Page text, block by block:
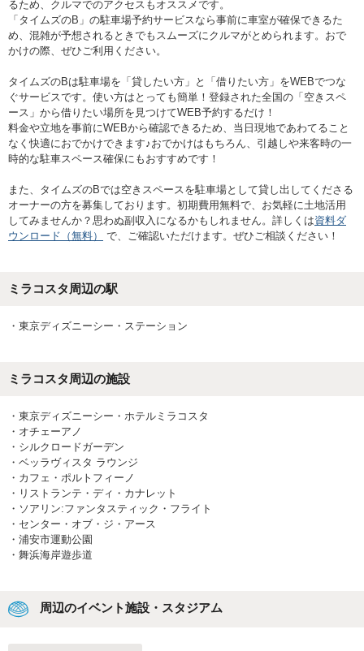
るため、クルマでのアクセスもオススメです。
「タイムズのB」の駐車場予約サービスなら事前に車室が確保できるた
め、混雑が予想されるときでもスムーズにクルマがとめられます。おで
かけの際、ぜひご利用ください。
タイムズのBは駐車場を「貸したい方」と「借りたい方」をWEBでつな
ぐサービスです。使い方はとっても簡単！登録された全国の「空きスペ
ース」から借りたい場所を見つけてWEB予約するだけ！
料金や立地を事前にWEBから確認できるため、当日現地であわてること
なく快適におでかけできます♪おでかけはもちろん、引越しや来客時の一
時的な駐車スペース確保にもおすすめです！
また、タイムズのBでは空きスペースを駐車場として貸し出してくださる
オーナーの方を募集しております。初期費用無料で、お気軽に土地活用
してみませんか？思わぬ副収入になるかもしれません。詳しくは資料ダ
ウンロード（無料）
で、ご確認いただけます。ぜひご相談ください！
ミラコスタ 周辺の駅
・ 東京ディズニーシー・ステーション
ミラコスタ 周辺の施設
・ 東京ディズニーシー・ホテルミラコスタ
・ オチェーアノ
・ シルクロードガーデン
・ ベッラヴィスタ ラウンジ
・ カフェ・ポルトフィーノ
・ リストランテ・ディ・カナレット
・ ソアリン:ファンタスティック・フライト
・ センター・オブ・ジ・アース
・ 浦安市運動公園
・ 舞浜海岸遊歩道
周辺のイベント施設・スタジアム